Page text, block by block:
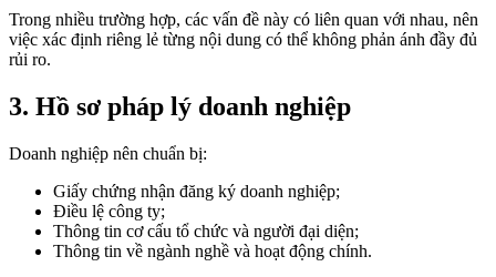
Trong nhiều trường hợp, các vấn đề này có liên quan với nhau, nên
việc xác định riêng lẻ từng nội dung có thể không phản ánh đầy đủ
rủi ro.
3. Hồ sơ pháp lý doanh nghiệp
Doanh nghiệp nên chuẩn bị:
Giấy chứng nhận đăng ký doanh nghiệp;
Điều lệ công ty;
Thông tin cơ cấu tổ chức và người đại diện;
Thông tin về ngành nghề và hoạt động chính.